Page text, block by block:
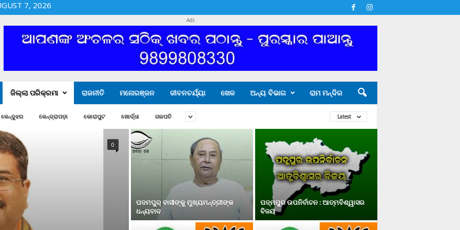
7, 2026
Ads
ଜିଲ୍ଲା ପରିକ୍ରମା ରାଜନୀତି ମନୋରଞ୍ଜନ ଜୀବନଚର୍ଯ୍ୟା ଖେଳ ଅନ୍ୟ ବିଭାଗ ରାମ ମନ୍ଦିର
କେନ୍ଦୁଝର କେନ୍ଦ୍ରାପଡ଼ା କୋରାପୁଟ ଖୋର୍ଦ୍ଧା ଗଜପତି Latest
0
ପଦମପୁର୍ ବାସୀଙ୍କୁ ମୁଖ୍ୟମନ୍ତ୍ରୀଙ୍କ
ଧନ୍ୟବାଦ
ପଦ୍ମପୁର ଉପନିର୍ବାଚନ : ଆତ୍ମବିଶ୍ୱାସର
ବିଜୟ